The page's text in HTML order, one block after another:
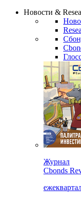
Новости &
Журнал
Cbonds